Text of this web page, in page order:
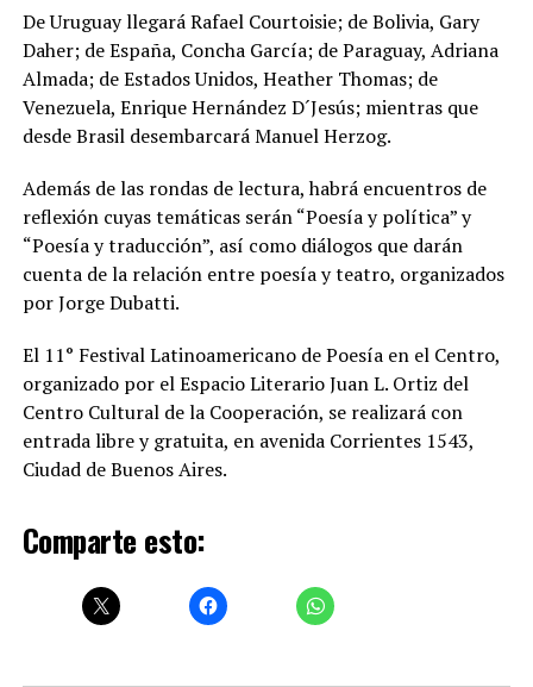
De Uruguay llegará Rafael Courtoisie; de Bolivia, Gary
Daher; de España, Concha García; de Paraguay, Adriana
Almada; de Estados Unidos, Heather Thomas; de
Venezuela, Enrique Hernández D´Jesús; mientras que
desde Brasil desembarcará Manuel Herzog.
Además de las rondas de lectura, habrá encuentros de
reflexión cuyas temáticas serán “Poesía y política” y
“Poesía y traducción”, así como diálogos que darán
cuenta de la relación entre poesía y teatro, organizados
por Jorge Dubatti.
El 11° Festival Latinoamericano de Poesía en el Centro,
organizado por el Espacio Literario Juan L. Ortiz del
Centro Cultural de la Cooperación, se realizará con
entrada libre y gratuita, en avenida Corrientes 1543,
Ciudad de Buenos Aires.
Comparte esto: